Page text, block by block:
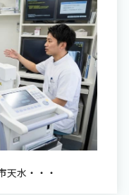
天水・・・